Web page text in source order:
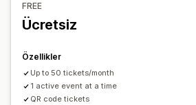
E-posta bildirimleri
Özel biletler
FREE
Ücretsiz
Özellikler
Up to 50 tickets/month
1 active event at a time
QR code tickets